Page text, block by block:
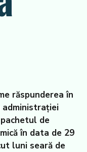
răspunderea în
de
în data de 29
luni seară de